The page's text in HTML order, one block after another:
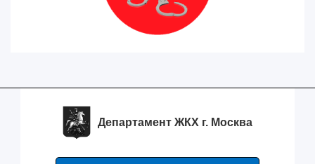
Департамент ЖКХ г. Москва